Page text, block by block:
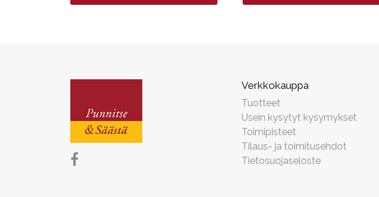
Verkkokauppa
Tuotteet
Usein kysytyt kysymykset
Toimipisteet
Tilaus- ja toimitusehdot
Tietosuojaseloste